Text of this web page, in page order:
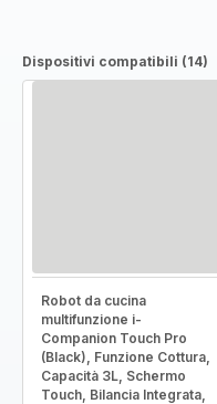
Dispositivi compatibili (14)
Robot da cucina
multifunzione i-
Companion Touch Pro
(Black), Funzione Cottura,
Capacità 3L, Schermo
Touch, Bilancia Integrata,